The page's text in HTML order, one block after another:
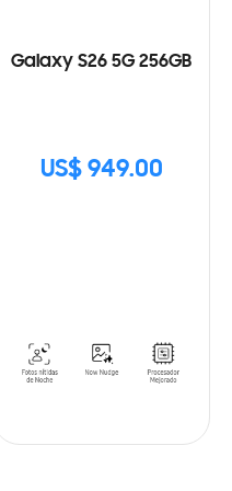
Galaxy S26 5G 256GB
US$ 949.00